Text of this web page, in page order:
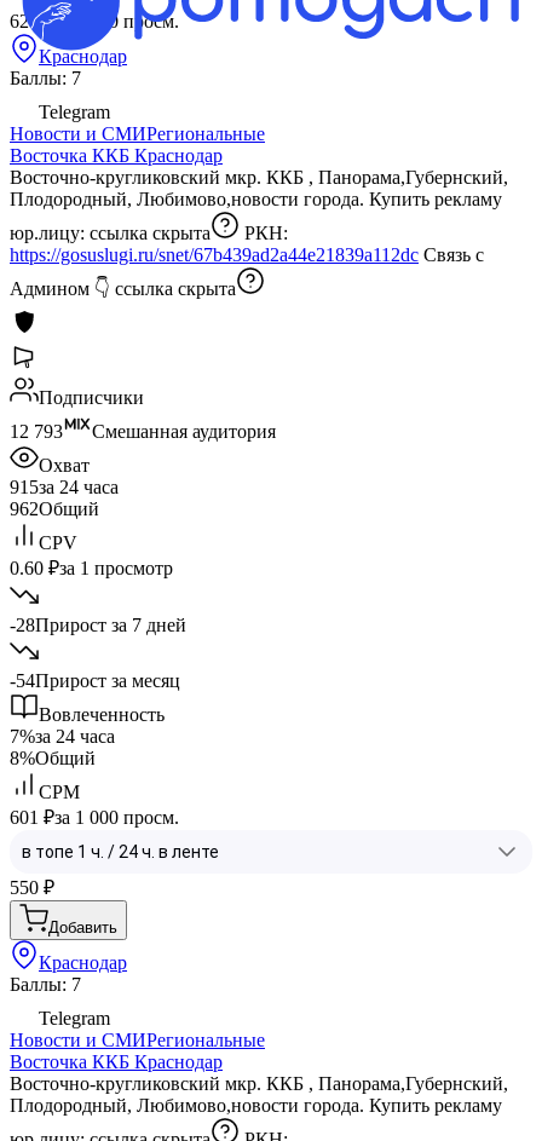
629 ₽за 1 000 просм.
Краснодар
Баллы: 7
Telegram
Новости и СМИРегиональные
Восточка ККБ Краснодар
Восточно-кругликовский мкр. ККБ , Панорама,Губернский,
Плодородный, Любимово,новости города. Купить рекламу
юр.лицу: ссылка скрыта
РКН:
https://gosuslugi.ru/snet/67b439ad2a44e21839a112dc Связь с
Админом 👇 ссылка скрыта
Подписчики
12 793
Смешанная аудитория
Охват
915за 24 часа
962Общий
CPV
0.60 ₽за 1 просмотр
-28Прирост за 7 дней
-54Прирост за месяц
Вовлеченность
7%за 24 часа
8%Общий
CPM
601 ₽за 1 000 просм.
550 ₽
Добавить
Краснодар
Баллы: 7
Telegram
Новости и СМИРегиональные
Восточка ККБ Краснодар
Восточно-кругликовский мкр. ККБ , Панорама,Губернский,
Плодородный, Любимово,новости города. Купить рекламу